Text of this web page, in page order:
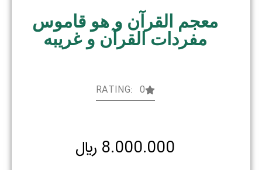
معجم القرآن و هو قاموس
مفردات القرآن و غریبه
RATING: 0
8.000.000 ﷼